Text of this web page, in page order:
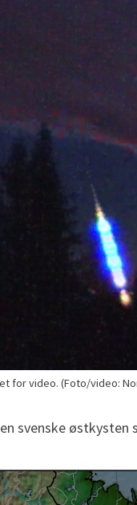
for video. (Foto/video:
svenske østkysten